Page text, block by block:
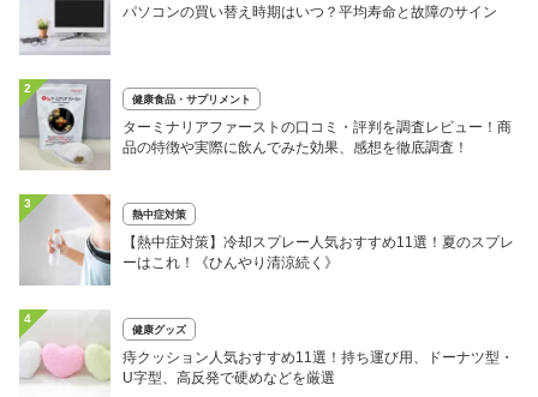
パソコンの買い替え時期はいつ？平均寿命と故障のサイン
2
健康食品・サプリメント
ターミナリアファーストの口コミ・評判を調査レビュー！商
品の特徴や実際に飲んでみた効果、感想を徹底調査！
3
熱中症対策
【熱中症対策】冷却スプレー人気おすすめ11選！夏のスプレ
ーはこれ！《ひんやり清涼続く》
4
健康グッズ
痔クッション人気おすすめ11選！持ち運び用、ドーナツ型・
U字型、高反発で硬めなどを厳選